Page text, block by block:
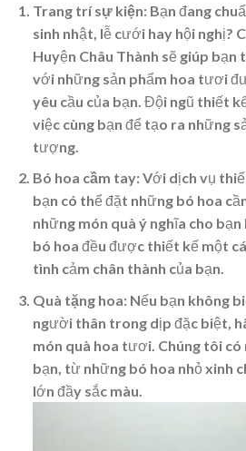
Trang trí sự kiện: Bạn đang
sinh nhật, lễ cưới hay hội nghị?
Huyện Châu Thành sẽ giúp
với những sản phẩm hoa tươi
yêu cầu của bạn. Đội ngũ thiết
việc cùng bạn để tạo ra những
tượng.
Bó hoa cầm tay: Với dịch vụ
bạn có thể đặt những bó hoa
những món quà ý nghĩa cho
bó hoa đều được thiết kế một
tình cảm chân thành của bạn.
Quà tặng hoa: Nếu bạn không
người thân trong dịp đặc biệt,
món quà hoa tươi. Chúng tôi có
bạn, từ những bó hoa nhỏ xinh
lớn đầy sắc màu.